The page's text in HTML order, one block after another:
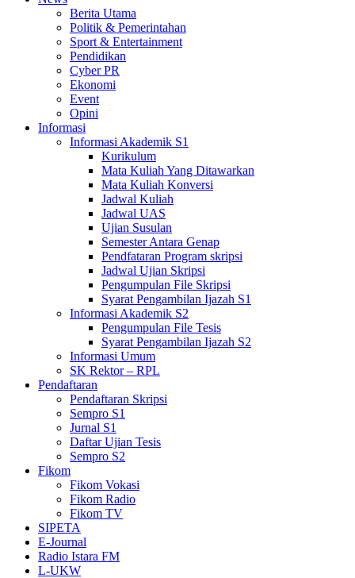
Berita Utama
Politik & Pemerintahan
Sport & Entertainment
Pendidikan
Cyber PR
Ekonomi
Event
Opini
Informasi
Informasi Akademik S1
Kurikulum
Mata Kuliah Yang Ditawarkan
Mata Kuliah Konversi
Jadwal Kuliah
Jadwal UAS
Ujian Susulan
Semester Antara Genap
Pendfataran Program skripsi
Jadwal Ujian Skripsi
Pengumpulan File Skripsi
Syarat Pengambilan Ijazah S1
Informasi Akademik S2
Pengumpulan File Tesis
Syarat Pengambilan Ijazah S2
Informasi Umum
SK Rektor – RPL
Pendaftaran
Pendaftaran Skripsi
Sempro S1
Jurnal S1
Daftar Ujian Tesis
Sempro S2
Fikom
Fikom Vokasi
Fikom Radio
Fikom TV
SIPETA
E-Journal
Radio Istara FM
L-UKW